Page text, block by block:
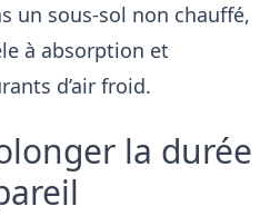
un sous-sol non chauffé,
à absorption et
d’air froid.
la durée